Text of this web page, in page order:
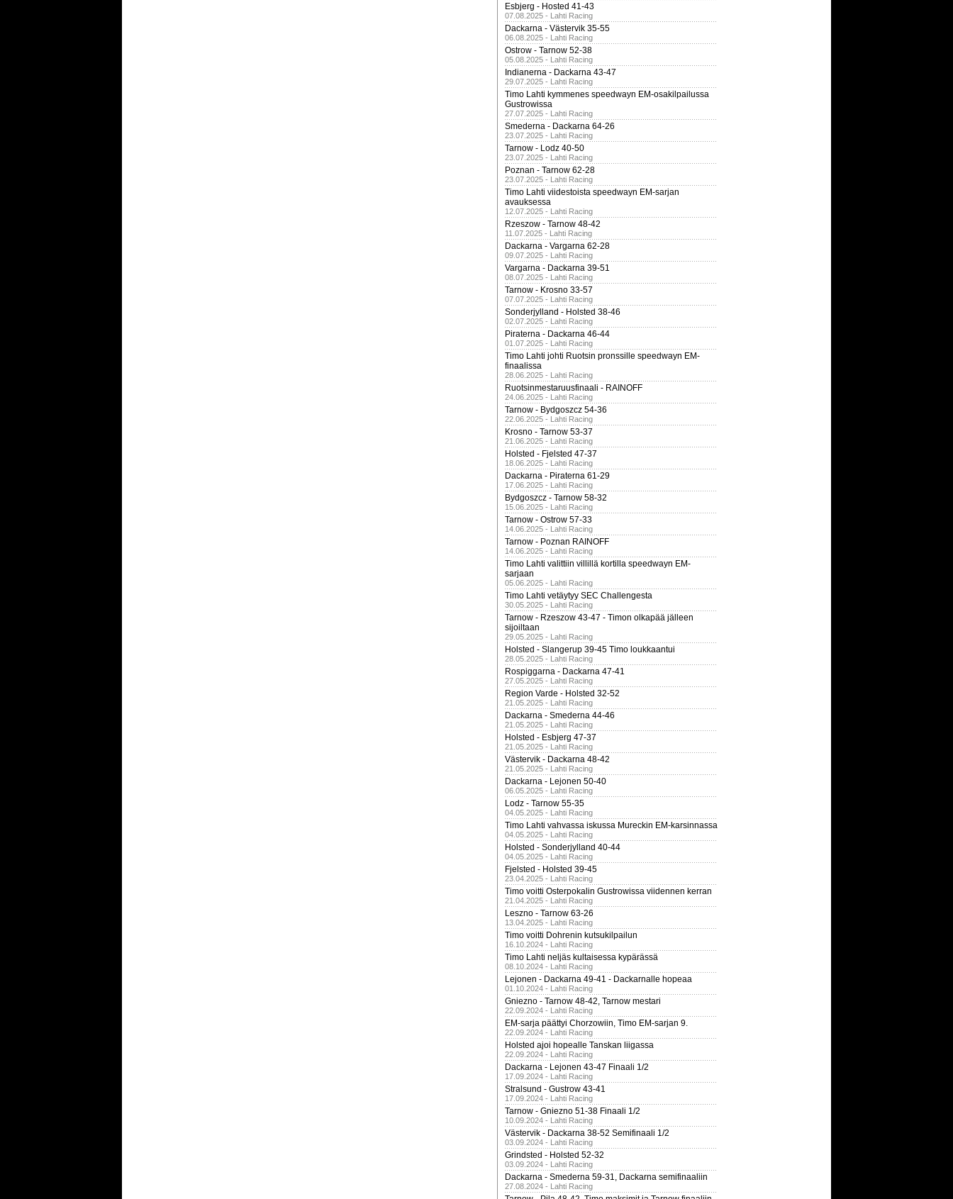
Esbjerg - Hosted 41-43
07.08.2025 - Lahti Racing
Dackarna - Västervik 35-55
06.08.2025 - Lahti Racing
Ostrow - Tarnow 52-38
05.08.2025 - Lahti Racing
Indianerna - Dackarna 43-47
29.07.2025 - Lahti Racing
Timo Lahti kymmenes speedwayn EM-osakilpailussa
Gustrowissa
27.07.2025 - Lahti Racing
Smederna - Dackarna 64-26
23.07.2025 - Lahti Racing
Tarnow - Lodz 40-50
23.07.2025 - Lahti Racing
Poznan - Tarnow 62-28
23.07.2025 - Lahti Racing
Timo Lahti viidestoista speedwayn EM-sarjan
avauksessa
12.07.2025 - Lahti Racing
Rzeszow - Tarnow 48-42
11.07.2025 - Lahti Racing
Dackarna - Vargarna 62-28
09.07.2025 - Lahti Racing
Vargarna - Dackarna 39-51
08.07.2025 - Lahti Racing
Tarnow - Krosno 33-57
07.07.2025 - Lahti Racing
Sonderjylland - Holsted 38-46
02.07.2025 - Lahti Racing
Piraterna - Dackarna 46-44
01.07.2025 - Lahti Racing
Timo Lahti johti Ruotsin pronssille speedwayn EM-
finaalissa
28.06.2025 - Lahti Racing
Ruotsinmestaruusfinaali - RAINOFF
24.06.2025 - Lahti Racing
Tarnow - Bydgoszcz 54-36
22.06.2025 - Lahti Racing
Krosno - Tarnow 53-37
21.06.2025 - Lahti Racing
Holsted - Fjelsted 47-37
18.06.2025 - Lahti Racing
Dackarna - Piraterna 61-29
17.06.2025 - Lahti Racing
Bydgoszcz - Tarnow 58-32
15.06.2025 - Lahti Racing
Tarnow - Ostrow 57-33
14.06.2025 - Lahti Racing
Tarnow - Poznan RAINOFF
14.06.2025 - Lahti Racing
Timo Lahti valittiin villillä kortilla speedwayn EM-
sarjaan
05.06.2025 - Lahti Racing
Timo Lahti vetäytyy SEC Challengesta
30.05.2025 - Lahti Racing
Tarnow - Rzeszow 43-47 - Timon olkapää jälleen
sijoiltaan
29.05.2025 - Lahti Racing
Holsted - Slangerup 39-45 Timo loukkaantui
28.05.2025 - Lahti Racing
Rospiggarna - Dackarna 47-41
27.05.2025 - Lahti Racing
Region Varde - Holsted 32-52
21.05.2025 - Lahti Racing
Dackarna - Smederna 44-46
21.05.2025 - Lahti Racing
Holsted - Esbjerg 47-37
21.05.2025 - Lahti Racing
Västervik - Dackarna 48-42
21.05.2025 - Lahti Racing
Dackarna - Lejonen 50-40
06.05.2025 - Lahti Racing
Lodz - Tarnow 55-35
04.05.2025 - Lahti Racing
Timo Lahti vahvassa iskussa Mureckin EM-karsinnassa
04.05.2025 - Lahti Racing
Holsted - Sonderjylland 40-44
04.05.2025 - Lahti Racing
Fjelsted - Holsted 39-45
23.04.2025 - Lahti Racing
Timo voitti Osterpokalin Gustrowissa viidennen kerran
21.04.2025 - Lahti Racing
Leszno - Tarnow 63-26
13.04.2025 - Lahti Racing
Timo voitti Dohrenin kutsukilpailun
16.10.2024 - Lahti Racing
Timo Lahti neljäs kultaisessa kypärässä
08.10.2024 - Lahti Racing
Lejonen - Dackarna 49-41 - Dackarnalle hopeaa
01.10.2024 - Lahti Racing
Gniezno - Tarnow 48-42, Tarnow mestari
22.09.2024 - Lahti Racing
EM-sarja päättyi Chorzowiin, Timo EM-sarjan 9.
22.09.2024 - Lahti Racing
Holsted ajoi hopealle Tanskan liigassa
22.09.2024 - Lahti Racing
Dackarna - Lejonen 43-47 Finaali 1/2
17.09.2024 - Lahti Racing
Stralsund - Gustrow 43-41
17.09.2024 - Lahti Racing
Tarnow - Gniezno 51-38 Finaali 1/2
10.09.2024 - Lahti Racing
Västervik - Dackarna 38-52 Semifinaali 1/2
03.09.2024 - Lahti Racing
Grindsted - Holsted 52-32
03.09.2024 - Lahti Racing
Dackarna - Smederna 59-31, Dackarna semifinaaliin
27.08.2024 - Lahti Racing